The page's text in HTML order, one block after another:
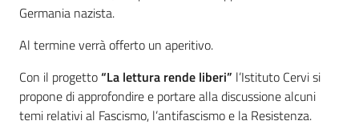
Germania nazista.
Al termine verrà offerto un aperitivo.
Con il progetto“La lettura rende liberi” l’Istituto Cervi si
propone di approfondire e portare alla discussione alcuni
temi relativi al Fascismo, l’antifascismo e la Resistenza.